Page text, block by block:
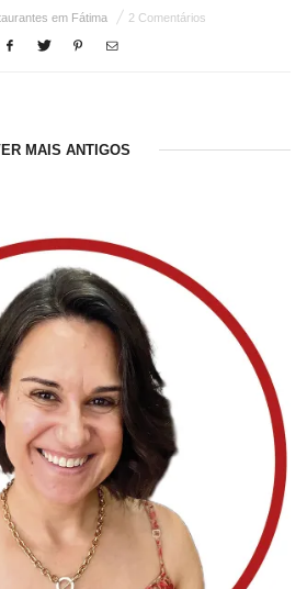
em Fátima 2 Comentários
MAIS ANTIGOS